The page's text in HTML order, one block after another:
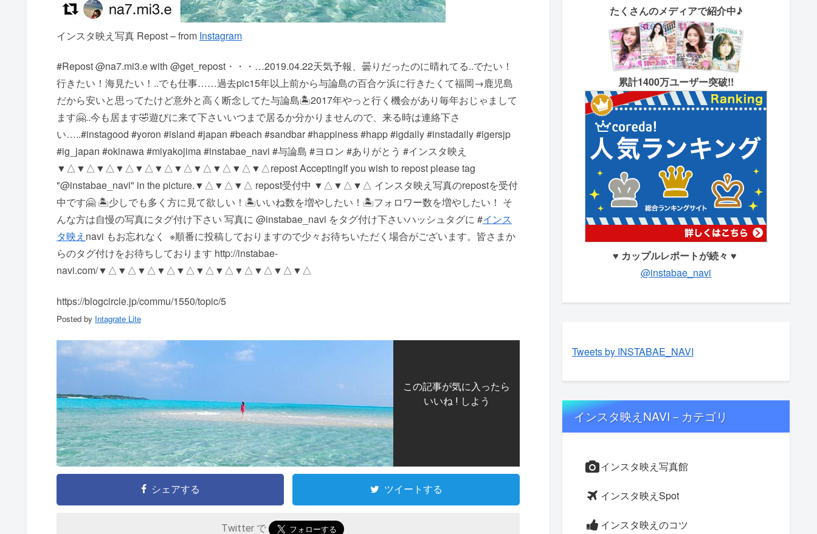
インスタ映え写真 Repost – from Instagram
#Repost @na7.mi3.e with @get_repost・・・…2019.04.22天気予報、曇りだったのに晴れてる..でたい！
行きたい！海見たい！..でも仕事……過去pic15年以上前から与論島の百合ケ浜に行きたくて福岡→鹿児島
だから安いと思ってたけど意外と高く断念してた与論島🏝2017年やっと行く機会があり毎年おじゃまして
ます🤗..今も居ます🤣遊びに来て下さい️いつまで居るか分かりませんので、来る時は連絡下さ
い…..#instagood #yoron #island #japan #beach #sandbar #happiness #happ #igdaily #instadaily #igersjp
#ig_japan #okinawa #miyakojima #instabae_navi #与論島 #ヨロン #ありがとう #インスタ映え
▼△▼△▼△▼△▼△▼△▼△▼△▼△▼△▼△ repost Accepting If you wish to repost please tag
"@instabae_navi" in the picture. ▼△▼△▼△ repost受付中 ▼△▼△▼△ インスタ映え写真のrepostを受付
中です🤗 🏝少しでも多く方に見て欲しい！ 🏝いいね数を増やしたい！ 🏝フォロワー数を増やしたい！ そ
んな方は自慢の写真にタグ付け下さい 写真に @instabae_navi をタグ付け下さい️ ハッシュタグに #インス
タ映え navi もお忘れなく ️ ※順番に投稿しておりますので少々お待ちいただく場合がございます。 皆さまか
らのタグ付けをお待ちしております http://instabae-
navi.com/ ▼△▼△▼△▼△▼△▼△▼△▼△▼△▼△▼△
https://blogcircle.jp/commu/1550/topic/5
Posted by Intagrate Lite
この記事が気に入ったら
いいね ! しよう
シェアする ツイートする
Twitter で
たくさんのメディアで紹介中♪
累計1400万ユーザー突破!!
♥ カップルレポートが続々 ♥
@instabae_navi
Tweets by INSTABAE_NAVI
インスタ映えNAVI－カテゴリ
インスタ映え写真館
インスタ映えSpot
インスタ映えのコツ